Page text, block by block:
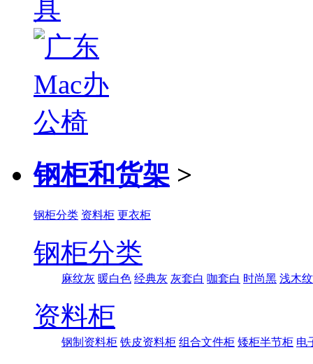
钢柜和货架 >
钢柜分类 资料柜 更衣柜
钢柜分类
麻纹灰 暖白色 经典灰 灰套白 咖套白 时尚黑 浅木纹
资料柜
钢制资料柜 铁皮资料柜 组合文件柜 矮柜半节柜 电